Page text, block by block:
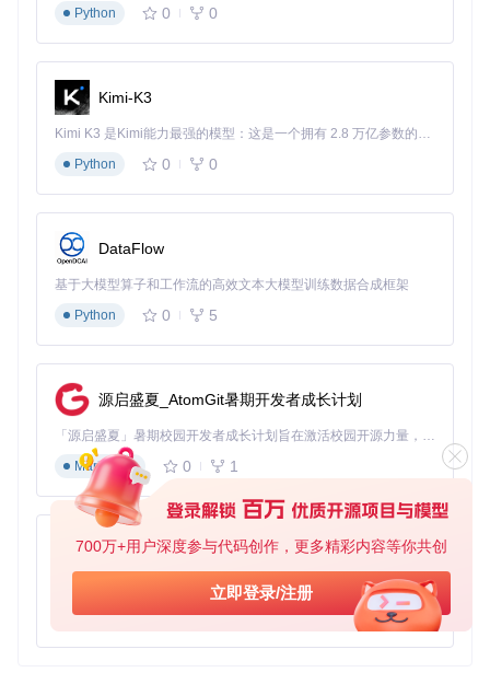
700万+用户深度参与代码创作，更多精彩内容等你共创
立即登录/注册
对于高级用户，还可以从源码编译，享受更多的定制选项。
加入Triton社区，一起推动技术创新的边界！
triton
Development repository for the Triton language and compiler
项目地址：
https://gitcode.com/GitHub_Trending/tri/triton
Python
0 0
Kimi-K3
Kimi K3 是Kimi能力最强的模型：这是一个拥有 2.8 万亿参数的混合专家（MoE）模型，具备原生视觉理解能力，并支持 100 万 token 的上下文窗口。
Python
0 0
DataFlow
基于大模型算子和工作流的高效文本大模型训练数据合成框架
Python
0 5
源启盛夏_AtomGit暑期开发者成长计划
「源启盛夏」暑期校园开发者成长计划旨在激活校园开源力量，通过积分激励、认证扶持、资源倾斜等形式，引导高校组织和开发者完成「入驻 — 建项目 — 做贡献 — 获认证 — 得资源」的完整闭环。无论你是想带领社团入驻平台的组织者，还是希望用代码贡献证明自己的开发者，都能在这里找到属于你的成长路径。
Markdown
0 1
py-xiaozhi
基于Python的Xiaozhi AI，适用于想要完整Xiaozhi体验而无需拥有专用硬件的用户。
Python
0 1